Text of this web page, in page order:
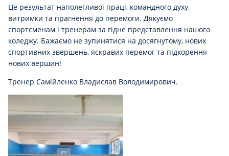
Це результат наполегливої праці, командного духу,
витримки та прагнення до перемоги. Дякуємо
спортсменам і тренерам за гідне представлення нашого
коледжу. Бажаємо не зупинятися на досягнутому, нових
спортивних звершень, яскравих перемог та підкорення
нових вершин!
Тренер Самійленко Владислав Володимирович.